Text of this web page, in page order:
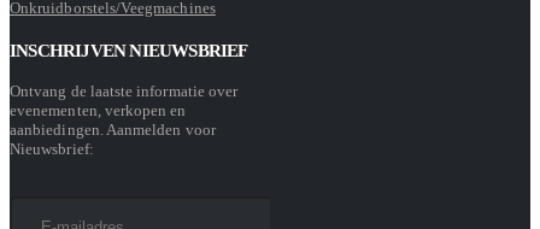
Onkruidborstels/Veegmachines
INSCHRIJVEN NIEUWSBRIEF
Ontvang de laatste informatie over
evenementen, verkopen en
aanbiedingen. Aanmelden voor
Nieuwsbrief: